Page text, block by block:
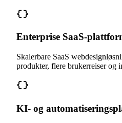
Enterprise SaaS-
Skalerbare SaaS
produkter, flere brukerreiser og
KI- og